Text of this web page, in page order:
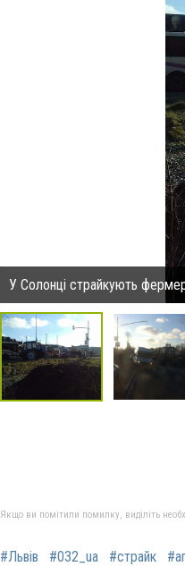
У Солонці страйкують
Якщо ви помітили помилку, виділіть
#Львів #032_ua #страйк